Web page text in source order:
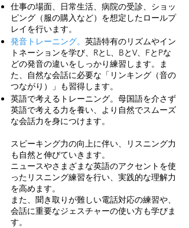
仕事の場面、日常生活、病院の受診、ショッ
ピング（服の購入など）を想定したロールプ
レイを行います。
発音トレーニング。 英語特有のリズムやイン
トネーションを学び、RとL、BとV、FとPな
どの発音の違いをしっかり練習します。ま
た、自然な会話に必要な「リンキング（音の
つながり）」も習得します。
英語で考えるトレーニング。母国語を介さず
英語で考える力を養い、より自然でスムーズ
な会話力を身につけます。
スピーキング力の向上に伴い、リスニング力
も自然と伸びていきます。
ニュースやさまざまな英語のアクセントを使
ったリスニング練習を行い、実践的な理解力
を高めます。
また、聞き取りが難しい電話対応の練習や、
会話に重要なジェスチャーの使い方も学びま
す。